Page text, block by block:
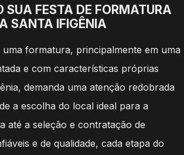
SUA FESTA DE FORMATURA
SANTA IFIGÊNIA
formatura, principalmente em uma
e com características próprias
demanda uma atenção redobrada
a escolha do local ideal para a
até a seleção e contratação de
e de qualidade, cada etapa do